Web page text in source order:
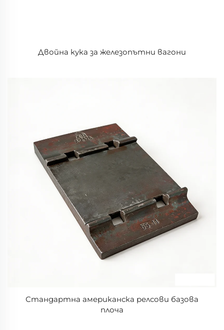
Двойна кука за железопътни вагони
Стандартна американска релсови базова
плоча